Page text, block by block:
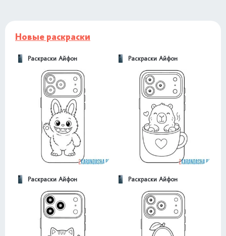
Новые раскраски
Раскраски Айфон Раскраски Айфон
Раскраски Айфон Раскраски Айфон